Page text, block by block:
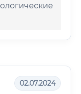
02.07.2024